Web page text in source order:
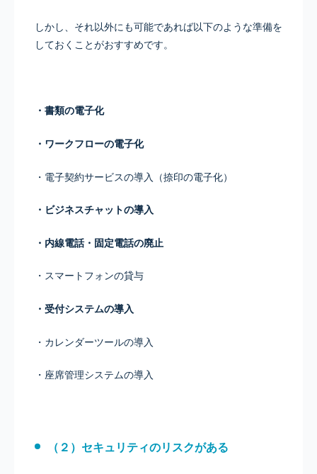
しかし、それ以外にも可能であれば以下のような準備を
しておくことがおすすめです。
・書類の電子化
・ワークフローの電子化
・電子契約サービスの導入（捺印の電子化）
・ビジネスチャットの導入
・内線電話・固定電話の廃止
・スマートフォンの貸与
・受付システムの導入
・カレンダーツールの導入
・座席管理システムの導入
（２）セキュリティのリスクがある